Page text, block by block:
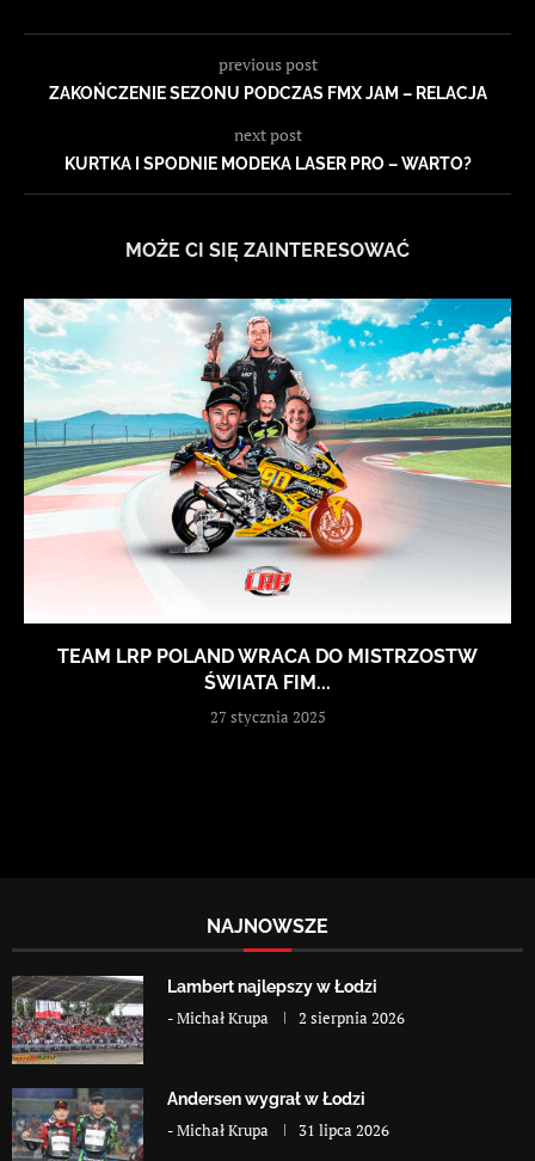
previous post
ZAKOŃCZENIE SEZONU PODCZAS FMX JAM – RELACJA
next post
KURTKA I SPODNIE MODEKA LASER PRO – WARTO?
MOŻE CI SIĘ ZAINTERESOWAĆ
TEAM LRP POLAND WRACA DO MISTRZOSTW
ŚWIATA FIM...
27 stycznia 2025
NAJNOWSZE
Lambert najlepszy w Łodzi
-Michał Krupa 2 sierpnia 2026
Andersen wygrał w Łodzi
-Michał Krupa 31 lipca 2026